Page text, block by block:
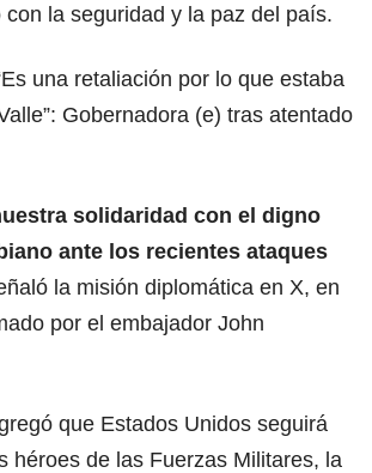
la seguridad y la paz del país.
una retaliación por lo que estaba
Gobernadora (e) tras atentado
solidaridad con el digno
ante los recientes ataques
la misión diplomática en X, en
por el embajador John
que Estados Unidos seguirá
héroes de las Fuerzas Militares, la